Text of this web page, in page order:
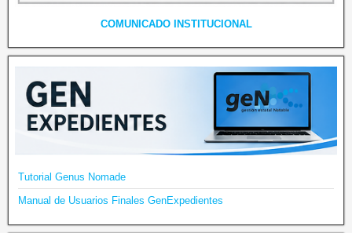
COMUNICADO INSTITUCIONAL
Tutorial Genus Nomade
Manual de Usuarios Finales GenExpedientes